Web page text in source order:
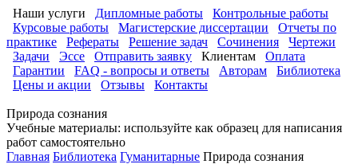
Наши услуги Дипломные работы
Контрольные работы
Курсовые работы
Магистерские диссертации
Отчеты по
практике
Рефераты Решение задач Сочинения
Чертежи
Задачи
Эссе Отправить заявку Клиентам
Оплата
Гарантии
FAQ - вопросы и ответы Авторам
Библиотека
Цены и акции
Отзывы Контакты
Природа сознания
Учебные материалы: используйте как образец для написания
работ самостоятельно
Главная Библиотека Гуманитарные Природа сознания